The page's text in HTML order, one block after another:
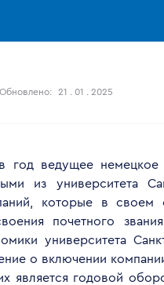
Обновлено: 21 . 01 . 2025
год ведущее немецкое
из университета
которые в своем
почетного
университета
о включении
является годовой